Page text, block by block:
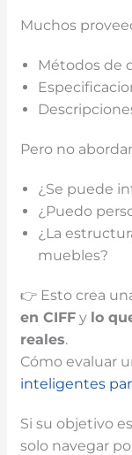
Muchos
Métodos de
Pero no
¿Se puede
¿Puedo
¿La
muebles?
👉 Esto crea
en CIFF y lo
reales.
Cómo evaluar
inteligentes
Si su objetivo
solo navegar